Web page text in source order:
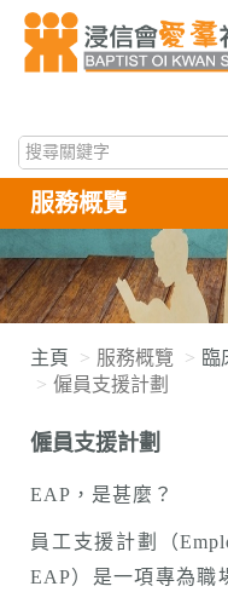
服務概覽
主頁 服務概覽
臨
僱員支援計劃
僱員支援計劃
EAP，是甚麼？
員工支援計劃（
EAP）是一項專為職